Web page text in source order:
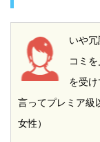
いや
コミ
を受
言ってプレミア級
女性）